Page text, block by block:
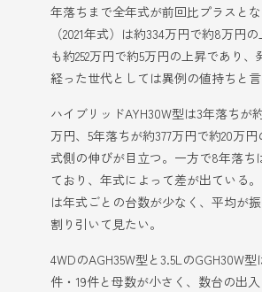
年落ちまで全年式が前回比プラスと
（2021年式）は約334万円で約8万円
も約252万円で約5万円の上昇であり
経った世代としては異例の値持ちと言
ハイブリッドAYH30W型は3年落ちが
万円、5年落ちが約377万円で約20万
式側の伸びが目立つ。一方で8年落ち
ており、年式によって差が出ている
は年式ごとの台数が少なく、平均が
割り引いて見たい。
4WDのAGH35W型と3.5LのGGH30W型
件・19件と母数が小さく、数台の出